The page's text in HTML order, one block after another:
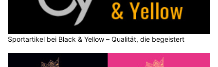
Sportartikel bei Black & Yellow – Qualität, die begeistert